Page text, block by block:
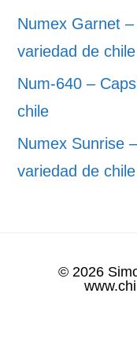
Numex Garnet
variedad de chile
Num-640 –
chile
Numex Sunrise
variedad de chile
© 2026